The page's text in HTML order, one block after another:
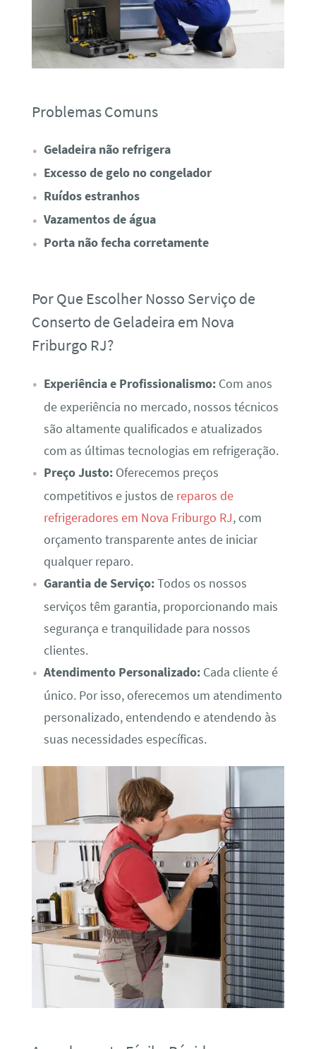
Problemas Comuns
Geladeira não refrigera
Excesso de gelo no congelador
Ruídos estranhos
Vazamentos de água
Porta não fecha corretamente
Por Que Escolher Nosso Serviço de
Conserto de Geladeira em Nova
Friburgo RJ?
Experiência e Profissionalismo:Com anos
de experiência no mercado, nossos técnicos
são altamente qualificados e atualizados
com as últimas tecnologias em refrigeração.
Preço Justo:Oferecemos preços
competitivos e justos de reparos de
refrigeradores em Nova Friburgo RJ, com
orçamento transparente antes de iniciar
qualquer reparo.
Garantia de Serviço:Todos os nossos
serviços têm garantia, proporcionando mais
segurança e tranquilidade para nossos
clientes.
Atendimento Personalizado:Cada cliente é
único. Por isso, oferecemos um atendimento
personalizado, entendendo e atendendo às
suas necessidades específicas.